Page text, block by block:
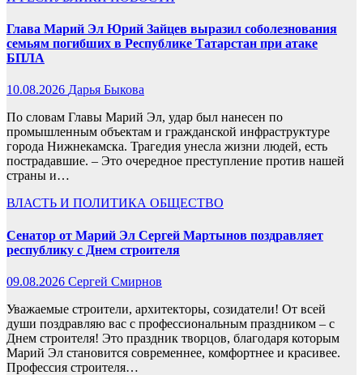
Глава Марий Эл Юрий Зайцев выразил соболезнования
семьям погибших в Республике Татарстан при атаке
БПЛА
10.08.2026 Дарья Быкова
По словам Главы Марий Эл, удар был нанесен по
промышленным объектам и гражданской инфраструктуре
города Нижнекамска. Трагедия унесла жизни людей, есть
пострадавшие. – Это очередное преступление против нашей
страны и…
ВЛАСТЬ И ПОЛИТИКА ОБЩЕСТВО
Сенатор от Марий Эл Сергей Мартынов поздравляет
республику с Днем строителя
09.08.2026 Сергей Смирнов
Уважаемые строители, архитекторы, созидатели! От всей
души поздравляю вас с профессиональным праздником – с
Днем строителя! Это праздник творцов, благодаря которым
Марий Эл становится современнее, комфортнее и красивее.
Профессия строителя…